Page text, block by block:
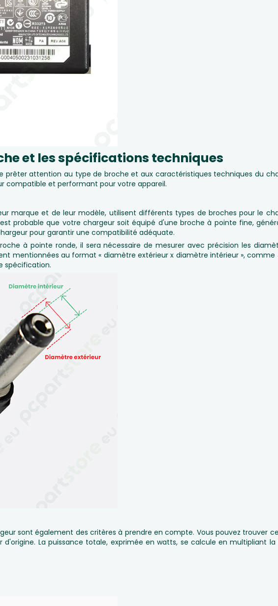
et les spécifications techniques
prêter attention au type de broche et aux caractéristiques techniques du
compatible et performant pour votre appareil.
marque et de leur modèle, utilisent différents types de broches pour le
probable que votre chargeur soit équipé d'une broche à pointe fine,
pour garantir une compatibilité adéquate.
à pointe ronde, il sera nécessaire de mesurer avec précision les
mentionnées au format « diamètre extérieur x diamètre intérieur »,
spécification.
sont également des critères à prendre en compte. Vous pouvez trouver
La puissance totale, exprimée en watts, se calcule en multipliant